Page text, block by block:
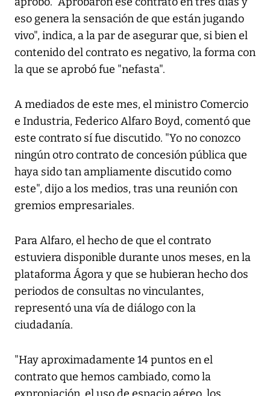
eso genera la sensación de que están jugando
vivo", indica, a la par de asegurar que, si bien el
contenido del contrato es negativo, la forma con
la que se aprobó fue "nefasta".
A mediados de este mes, el ministro Comercio
e Industria, Federico Alfaro Boyd, comentó que
este contrato sí fue discutido. "Yo no conozco
ningún otro contrato de concesión pública que
haya sido tan ampliamente discutido como
este", dijo a los medios, tras una reunión con
gremios empresariales.
Para Alfaro, el hecho de que el contrato
estuviera disponible durante unos meses, en la
plataforma Ágora y que se hubieran hecho dos
periodos de consultas no vinculantes,
representó una vía de diálogo con la
ciudadanía.
"Hay aproximadamente 14 puntos en el
contrato que hemos cambiado, como la